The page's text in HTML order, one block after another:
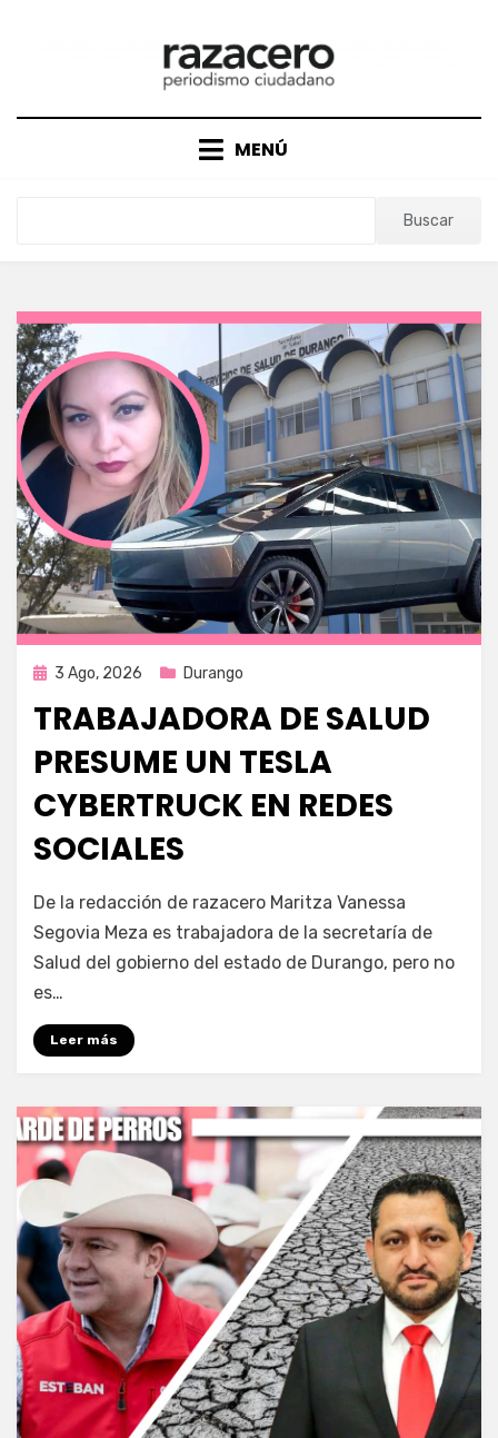
MENÚ
Buscar
Publicada
3 Ago, 2026 Durango
TRABAJADORA DE SALUD
PRESUME UN TESLA
CYBERTRUCK EN REDES
SOCIALES
por Fernando Miranda Servín
De la redacción de razacero Maritza Vanessa
Segovia Meza es trabajadora de la secretaría de
Salud del gobierno del estado de Durango, pero no
es…
Leer más